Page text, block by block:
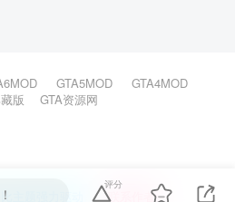
GTA5MOD
GTA4MOD
版
GTA资源网
评分
主题强力驱动 联系作者